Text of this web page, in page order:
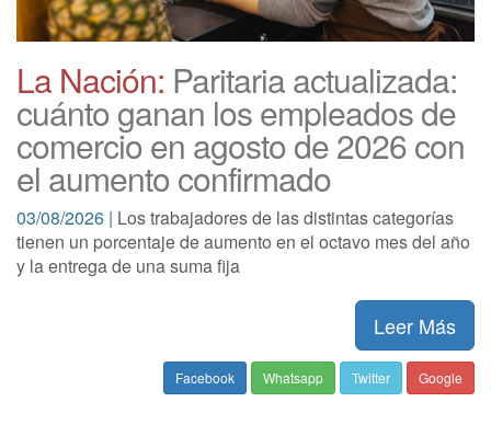
La Nación: Paritaria actualizada:
cuánto ganan los empleados de
comercio en agosto de 2026 con
el aumento confirmado
03/08/2026 | Los trabajadores de las distintas categorías
tienen un porcentaje de aumento en el octavo mes del año
y la entrega de una suma fija
Leer Más
Facebook Whatsapp Twitter Google